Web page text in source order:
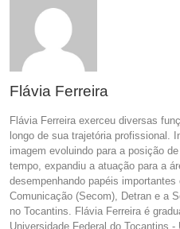
Flávia Ferreira
Flávia Ferreira exerceu diversas
longo de sua trajetória profissional.
imagem evoluindo para a posição
tempo, expandiu a atuação para a
desempenhando papéis
Comunicação (Secom), Detran e a
no Tocantins. Flávia Ferreira é
Universidade Federal do Tocantins -